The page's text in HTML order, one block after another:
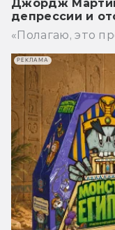
Джордж
депрессии и
«Полагаю, это
РЕКЛАМА